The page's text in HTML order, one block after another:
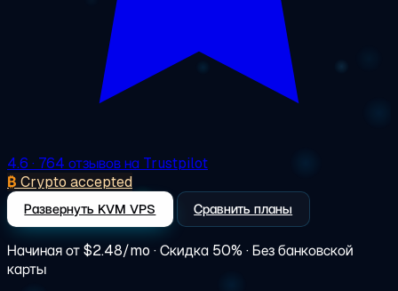
4.6 · 764 отзывов на Trustpilot
₿ Crypto accepted
Развернуть KVM VPS Сравнить планы
Начиная от$2.48/mo · Скидка 50% · Без банковской
карты